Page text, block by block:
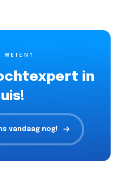
WETEN?
in
vandaag nog!